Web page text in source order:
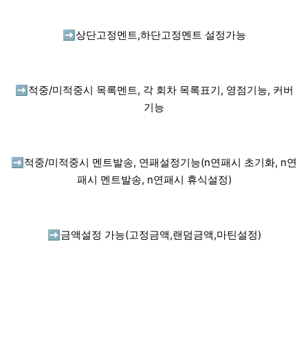
➡️ 상단고정멘트,하단고정멘트 설정가능
➡️ 적중/미적중시 목록멘트, 각 회차 목록표기, 영점기능, 커버
기능
➡️ 적중/미적중시 멘트발송, 연패설정기능(n연패시 초기화, n연
패시 멘트발송, n연패시 휴식설정)
➡️ 금액설정 가능(고정금액,랜덤금액,마틴설정)